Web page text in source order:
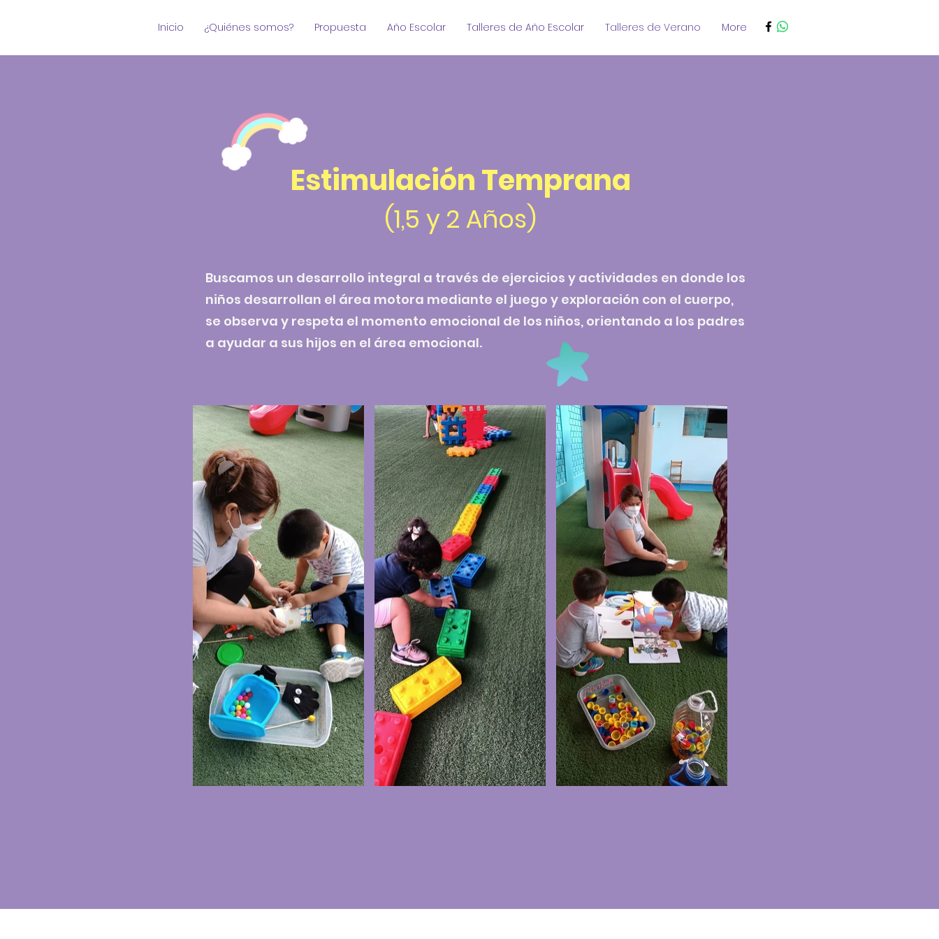
Inicio ¿Quiénes somos? Propuesta Año Escolar Talleres de Año Escolar Talleres de Verano More
Estimulación Temprana
(1,5 y 2 Años)
Buscamos un desarrollo integral a través de ejercicios y actividades en donde los
niños desarrollan el área motora mediante el juego y exploración con el cuerpo,
se observa y respeta el momento emocional de los niños, orientando a los padres
a ayudar a sus hijos en el área emocional.